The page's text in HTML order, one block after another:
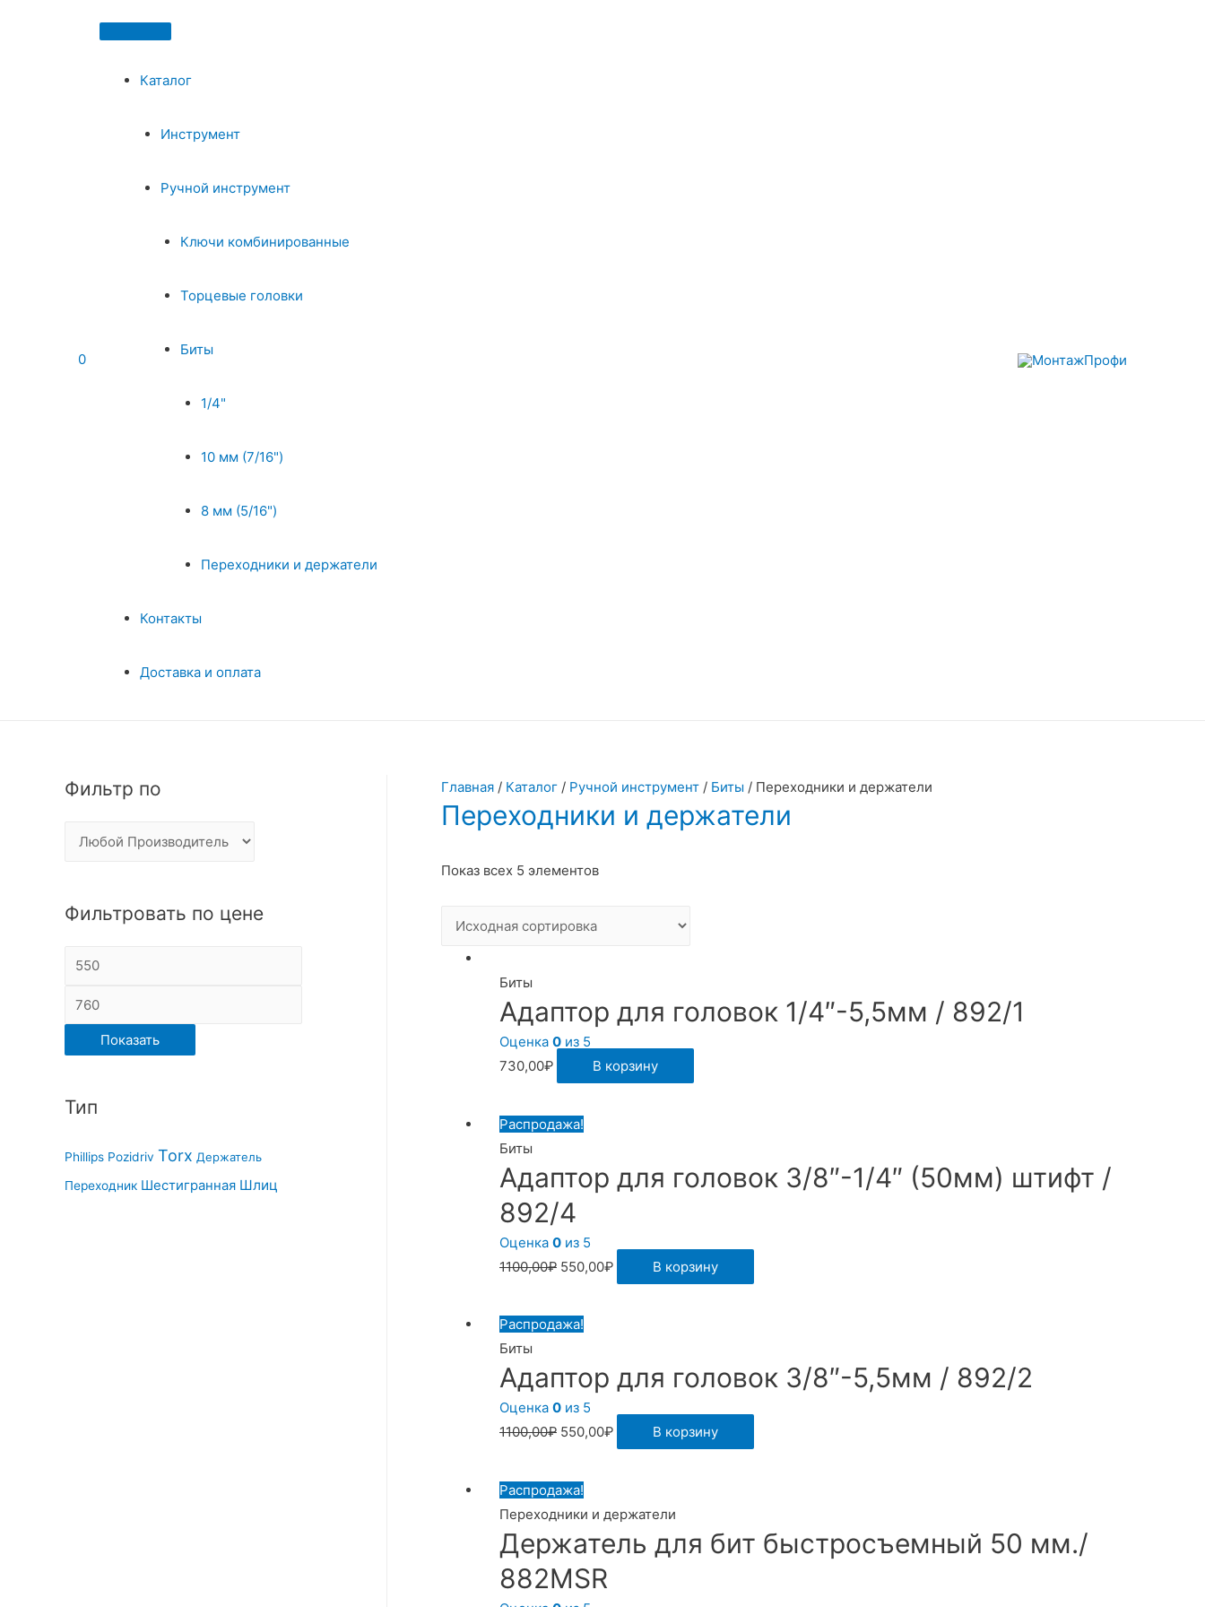
Каталог
Инструмент
Ручной инструмент
Ключи комбинированные
Торцевые головки
Биты
1/4"
10 мм (7/16")
8 мм (5/16")
Переходники и держатели
Контакты
Доставка и оплата
0
Фильтр по
Фильтровать по цене
Показать
Тип
Phillips Pozidriv Torx Держатель
Переходник Шестигранная Шлиц
Главная / Каталог / Ручной инструмент / Биты / Переходники и держатели
Переходники и держатели
Показ всех 5 элементов
Биты
Адаптор для головок 1/4″-5,5мм / 892/1
Оценка 0 из 5
730,00₽ В корзину
Распродажа!
Биты
Адаптор для головок 3/8″-1/4″ (50мм) штифт /
892/4
Оценка 0 из 5
1100,00₽ 550,00₽ В корзину
Распродажа!
Биты
Адаптор для головок 3/8″-5,5мм / 892/2
Оценка 0 из 5
1100,00₽ 550,00₽ В корзину
Распродажа!
Переходники и держатели
Держатель для бит быстросъемный 50 мм./
882MSR